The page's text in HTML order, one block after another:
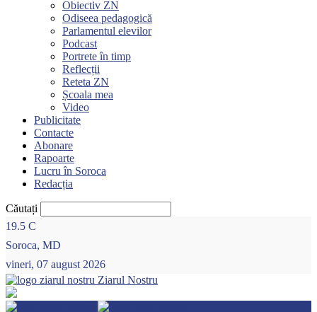
Obiectiv ZN
Odiseea pedagogică
Parlamentul elevilor
Podcast
Portrete în timp
Reflecții
Reteta ZN
Școala mea
Video
Publicitate
Contacte
Abonare
Rapoarte
Lucru în Soroca
Redacția
Căutați
19.5 C
Soroca, MD
vineri, 07 august 2026
Ziarul Nostru